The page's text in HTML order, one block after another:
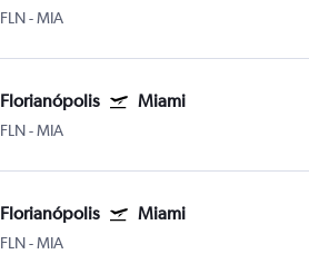
FLN-MIA
Florianópolis Miami
FLN-MIA
Florianópolis Miami
FLN-MIA